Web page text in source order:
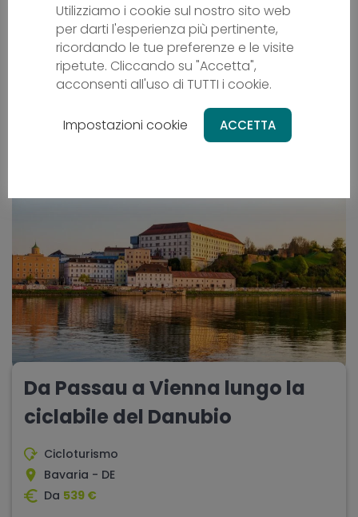
L´Oman in bicicletta
Cicloturismo
OM - Oman
Da Passau a Vienna lungo la
ciclabile del Danubio
Cicloturismo
Bavaria - DE
Da 539 €
Utilizziamo i cookie sul nostro sito web
per darti l'esperienza più pertinente,
ricordando le tue preferenze e le visite
ripetute. Cliccando su "Accetta",
acconsenti all'uso di TUTTI i cookie.
Impostazioni cookie ACCETTA